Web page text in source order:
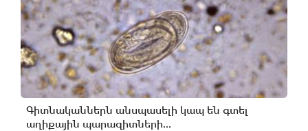
Գիտնականներն անսպասելի կապ են գտել
աղիքային պարազիտների...